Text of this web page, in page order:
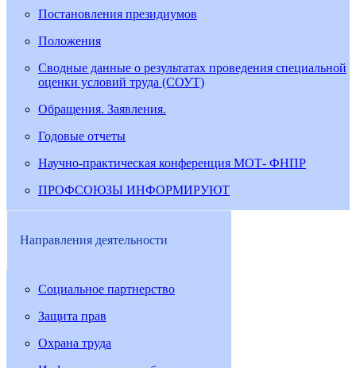
Постановления президиумов
Положения
Сводные данные о результатах проведения специальной
оценки условий труда (СОУТ)
Обращения. Заявления.
Годовые отчеты
Научно-практическая конференция МОТ- ФНПР
ПРОФСОЮЗЫ ИНФОРМИРУЮТ
Направления деятельности
Социальное партнерство
Защита прав
Охрана труда